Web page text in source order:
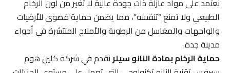
الطبيعي ولا تمنع “تنفسه”، مما يضمن حماية قصوى للأرضيات
والواجهات والمغاسل من الرطوبة والأملاح المنتشرة في أجواء
مدينة جدة.
حماية الرخام بمادة النانو سيلرنقدم في شركة كلين هوم